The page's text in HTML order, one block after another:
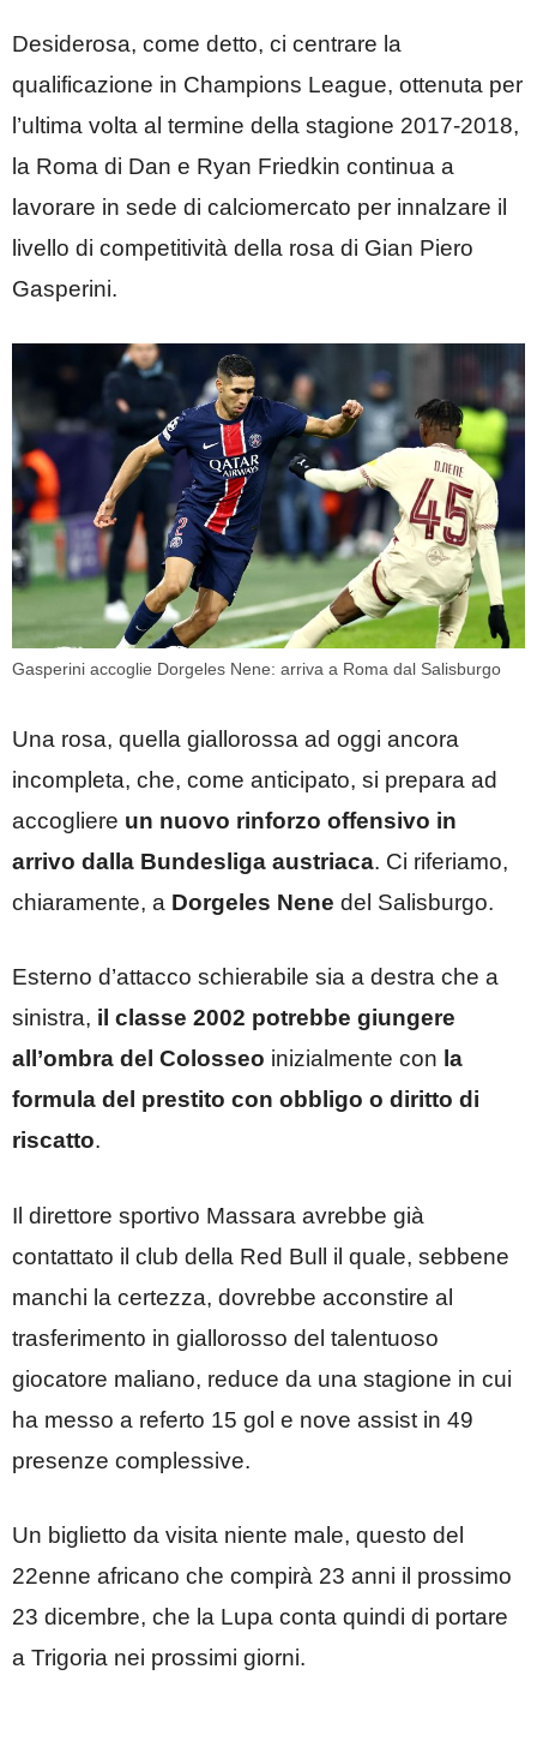
Desiderosa, come detto, ci centrare la
qualificazione in Champions League, ottenuta per
l’ultima volta al termine della stagione 2017-2018,
la Roma di Dan e Ryan Friedkin continua a
lavorare in sede di calciomercato per innalzare il
livello di competitività della rosa di Gian Piero
Gasperini.
Gasperini accoglie Dorgeles Nene: arriva a Roma dal Salisburgo
Una rosa, quella giallorossa ad oggi ancora
incompleta, che, come anticipato, si prepara ad
accogliere un nuovo rinforzo offensivo in
arrivo dalla Bundesliga austriaca. Ci riferiamo,
chiaramente, a Dorgeles Nene del Salisburgo.
Esterno d’attacco schierabile sia a destra che a
sinistra, il classe 2002 potrebbe giungere
all’ombra del Colosseo inizialmente con la
formula del prestito con obbligo o diritto di
riscatto.
Il direttore sportivo Massara avrebbe già
contattato il club della Red Bull il quale, sebbene
manchi la certezza, dovrebbe acconstire al
trasferimento in giallorosso del talentuoso
giocatore maliano, reduce da una stagione in cui
ha messo a referto 15 gol e nove assist in 49
presenze complessive.
Un biglietto da visita niente male, questo del
22enne africano che compirà 23 anni il prossimo
23 dicembre, che la Lupa conta quindi di portare
a Trigoria nei prossimi giorni.